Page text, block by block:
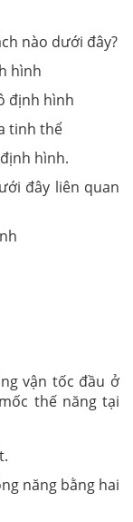
nào dưới đây?
hình
định hình
tinh thể
hình.
đây liên quan
vận tốc đầu ở
thế năng tại
năng bằng hai